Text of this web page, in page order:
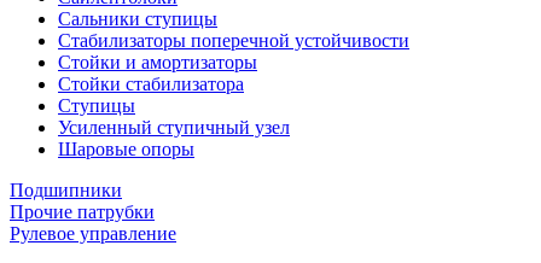
Сальники ступицы
Стабилизаторы поперечной устойчивости
Стойки и амортизаторы
Стойки стабилизатора
Ступицы
Усиленный ступичный узел
Шаровые опоры
Подшипники
Прочие патрубки
Рулевое управление